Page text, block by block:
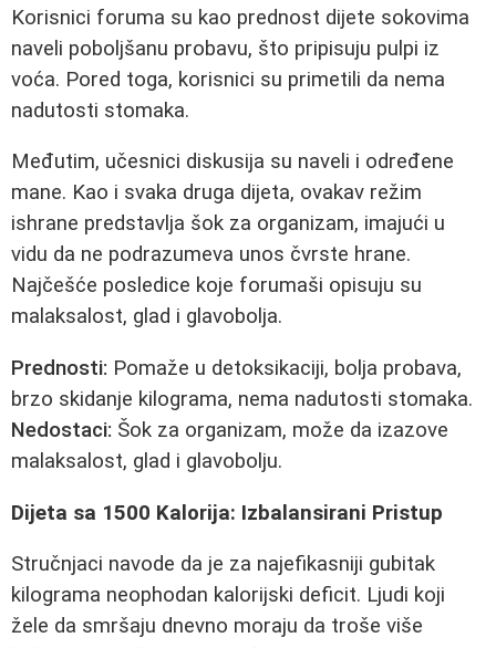
Korisnici foruma su kao prednost dijete sokovima
naveli poboljšanu probavu, što pripisuju pulpi iz
voća. Pored toga, korisnici su primetili da nema
nadutosti stomaka.
Međutim, učesnici diskusija su naveli i određene
mane. Kao i svaka druga dijeta, ovakav režim
ishrane predstavlja šok za organizam, imajući u
vidu da ne podrazumeva unos čvrste hrane.
Najčešće posledice koje forumaši opisuju su
malaksalost, glad i glavobolja.
Prednosti: Pomaže u detoksikaciji, bolja probava,
brzo skidanje kilograma, nema nadutosti stomaka.
Nedostaci: Šok za organizam, može da izazove
malaksalost, glad i glavobolju.
Dijeta sa 1500 Kalorija: Izbalansirani Pristup
Stručnjaci navode da je za najefikasniji gubitak
kilograma neophodan kalorijski deficit. Ljudi koji
žele da smršaju dnevno moraju da troše više